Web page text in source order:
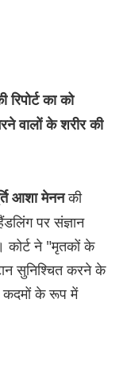
का को
वालों के शरीर की
आशा मेननकी
पर संज्ञान
कोर्ट ने "मृतकों के
सुनिश्चित करने के
कदमों के रूप में